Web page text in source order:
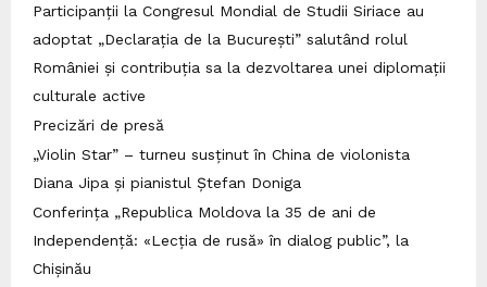
Participanții la Congresul Mondial de Studii Siriace au
adoptat „Declarația de la București” salutând rolul
României și contribuția sa la dezvoltarea unei diplomații
culturale active
Precizări de presă
„Violin Star” – turneu susținut în China de violonista
Diana Jipa și pianistul Ștefan Doniga
Conferința „Republica Moldova la 35 de ani de
Independență: «Lecția de rusă» în dialog public”, la
Chișinău